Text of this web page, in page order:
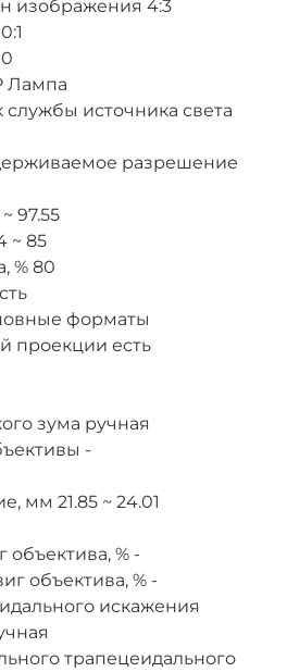
изображения 4:3
Лампа
источника света
разрешение
~ 97.55
~ 85
% 80
форматы
проекции есть
зума ручная
-
мм 21.85 ~ 24.01
объектива, % -
объектива, % -
искажения
трапецеидального